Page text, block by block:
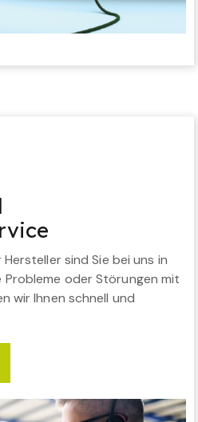
sind Sie bei uns in
Probleme oder Störungen mit
wir Ihnen schnell und